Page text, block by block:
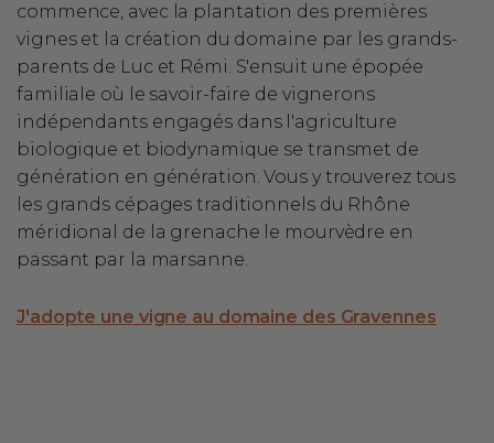
commence, avec la plantation des premières
vignes et la création du domaine par les grands-
parents de Luc et Rémi. S'ensuit une épopée
familiale où le savoir-faire de vignerons
indépendants engagés dans l'agriculture
biologique et biodynamique se transmet de
génération en génération. Vous y trouverez tous
les grands cépages traditionnels du Rhône
méridional de la grenache le mourvèdre en
passant par la marsanne.
J'adopte une vigne au domaine des Gravennes